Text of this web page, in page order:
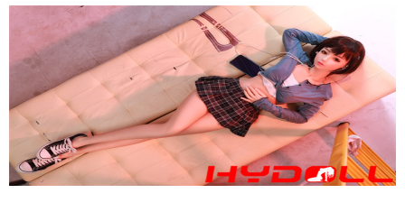
für viele Menschen macht. TPE Sexpuppen bieten eine
einzigartige Möglichkeit, intime Erlebnisse zu genießen
und gleichzeitig die Qualität und das Design einer
hochwertigen […]